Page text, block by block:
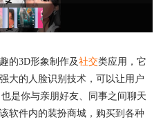
的3D形象制作及社交类应用，它
大的人脸识别技术，可以让用户
是你与亲朋好友、同事之间聊天
软件内的装扮商城，购买到各种